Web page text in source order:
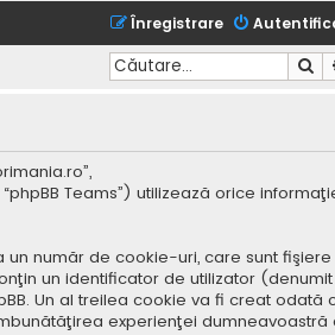
Înregistrare
Teams”) utilizează orice
un număr de cookie-uri, care sunt fişiere
un identificator de utilizator (denumit
Un al treilea cookie va fi creat odată
experienţei dumneavoastră